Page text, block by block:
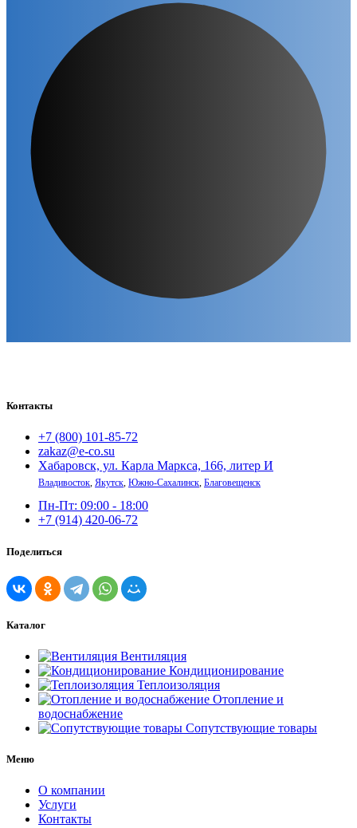
Контакты
+7 (800) 101-85-72
zakaz@e-co.su
Хабаровск, ул. Карла Маркса, 166, литер И
Владивосток, Якутск, Южно-Сахалинск, Благовещенск
Пн-Пт: 09:00 - 18:00
+7 (914) 420-06-72
Поделиться
Каталог
Вентиляция
Кондиционирование
Теплоизоляция
Отопление и
водоснабжение
Сопутствующие товары
Меню
О компании
Услуги
Контакты